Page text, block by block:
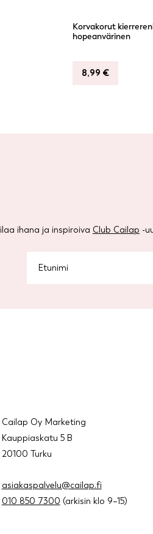
Korvakorut
hopeanvärinen
8,99 €
ihana ja inspiroiva Club Cailap -
Cailap Oy Marketing
Kauppiaskatu 5 B
20100 Turku
asiakaspalvelu@cailap.fi
010 850 7300 (arkisin klo 9–15)